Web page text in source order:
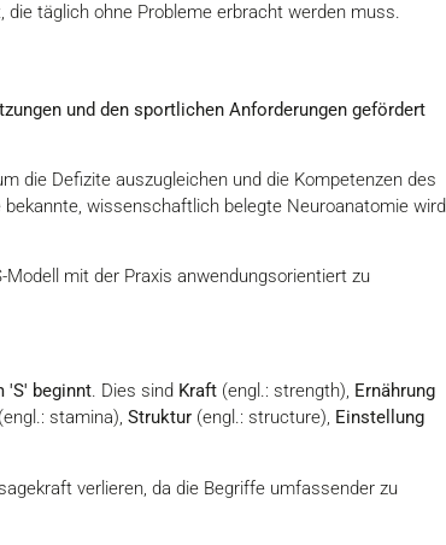
täglich ohne Probleme erbracht werden muss.
und den sportlichen Anforderungen gefördert
die Defizite auszugleichen und die Kompetenzen des
wissenschaftlich belegte Neuroanatomie wird
mit der Praxis anwendungsorientiert zu
'S' beginnt. Dies sind Kraft (engl.: strength), Ernährung
(engl.: stamina), Struktur (engl.: structure), Einstellung
verlieren, da die Begriffe umfassender zu